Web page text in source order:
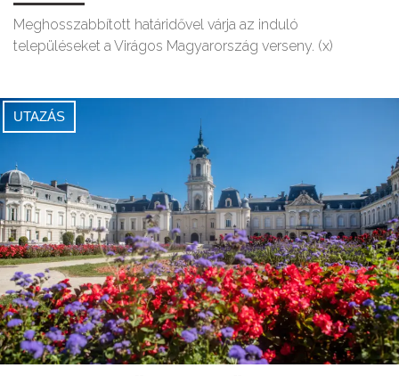
Meghosszabbított határidővel várja az induló
településeket a Virágos Magyarország verseny. (x)
UTAZÁS